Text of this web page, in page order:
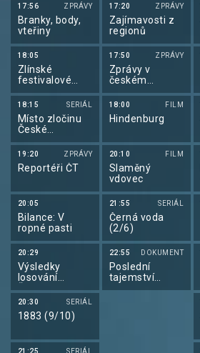
17:56 ZPRÁVY
Branky, body,
vteřiny
18:05
Zlínské
festivalové
minuty 2026
18:15 SERIÁL
Místo zločinu
České
Budějovice
(9/13)
19:20 ZPRÁVY
Reportéři ČT
20:05
Bilance: V
ropné pasti
20:29
Výsledky
losování
Šťastných 10 a
Extra Renty
20:30 SERIÁL
1883 (9/10)
21:25 SERIÁL
17:20 ZPRÁVY
Zajímavosti z
regionů
17:50 ZPRÁVY
Zprávy v
českém
znakovém
jazyce
18:00 FILM
Hindenburg
20:10 FILM
Slaměný
vdovec
21:55 SERIÁL
Černá voda
(2/6)
22:55 DOKUMENT
Poslední
tajemství
Marilyn